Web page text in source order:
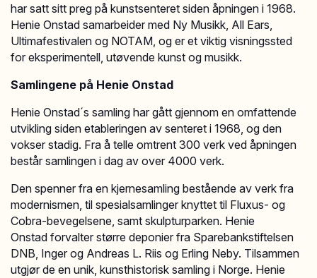
har satt sitt preg på kunstsenteret siden åpningen i 1968.
Henie Onstad samarbeider med Ny Musikk, All Ears,
Ultimafestivalen og NOTAM, og er et viktig visningssted
for eksperimentell, utøvende kunst og musikk.
Samlingene på Henie Onstad
Henie Onstad´s samling har gått gjennom en omfattende
utvikling siden etableringen av senteret i 1968, og den
vokser stadig. Fra å telle omtrent 300 verk ved åpningen
består samlingen i dag av over 4000 verk.
Den spenner fra en kjernesamling bestående av verk fra
modernismen, til spesialsamlinger knyttet til Fluxus- og
Cobra-bevegelsene, samt skulpturparken. Henie
Onstad forvalter større deponier fra Sparebankstiftelsen
DNB, Inger og Andreas L. Riis og Erling Neby. Tilsammen
utgjør de en unik, kunsthistorisk samling i Norge. Henie